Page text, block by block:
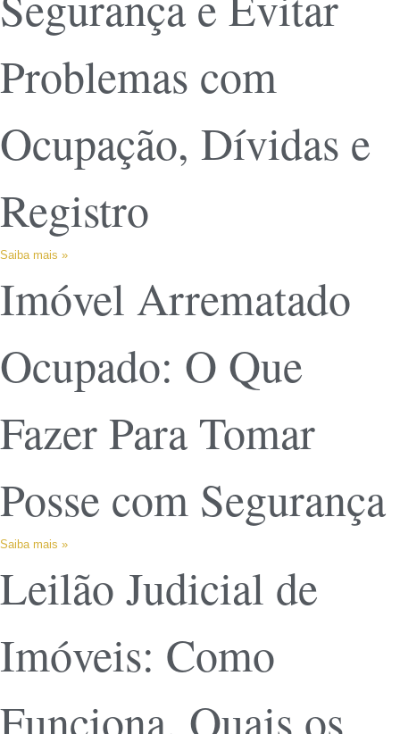
Problemas com
Ocupação, Dívidas e
Registro
Saiba mais »
Imóvel Arrematado
Ocupado: O Que
Fazer Para Tomar
Posse com Segurança
Saiba mais »
Leilão Judicial de
Imóveis: Como
Funciona, Quais os